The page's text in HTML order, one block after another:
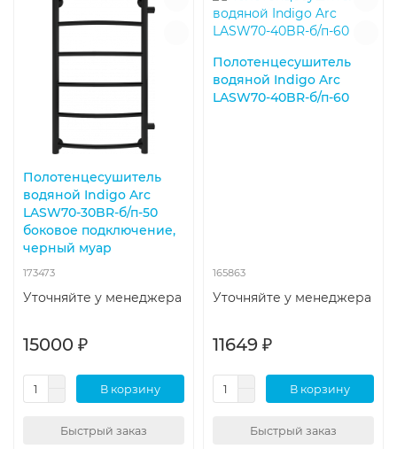
Полотенцесушитель
водяной Indigo Arc
LASW70-30BR-б/п-50
боковое подключение,
черный муар
173473
Уточняйте у менеджера
15000 ₽
В корзину
Быстрый заказ
Полотенцесушитель
водяной Indigo Arc
LASW70-40BR-б/п-60
165863
Уточняйте у менеджера
11649 ₽
В корзину
Быстрый заказ